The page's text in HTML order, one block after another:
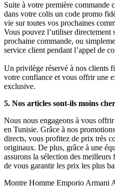
Suite à votre première commande
dans votre colis un code promo
vie sur toutes vos prochaines
Vous pouvez l’utiliser directement
prochaine commande, ou
service client pendant l’appel de
Un privilège réservé à nos clients
votre confiance et vous offrir une
exclusive.
5. Nos articles sont-ils moins
Nous nous engageons à vous
en Tunisie. Grâce à nos
directs, vous profitez de prix très
originaux. De plus, grâce à une
assurons la sélection des
de vous garantir les prix les plus
Montre Homme Emporio Armani